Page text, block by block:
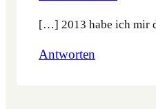
[…] 2013 habe ich mir
Antworten